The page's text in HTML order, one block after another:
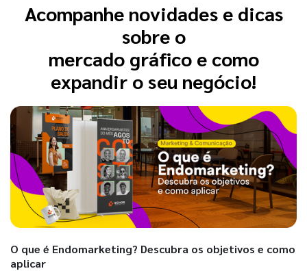
Acompanhe novidades e dicas
sobre o
mercado gráfico e como
expandir o seu negócio!
O que é Endomarketing? Descubra os objetivos e como
aplicar